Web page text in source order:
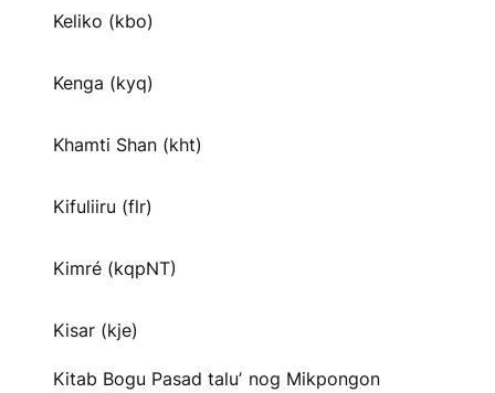
Keliko (kbo)
Kenga (kyq)
Khamti Shan (kht)
Kifuliiru (flr)
Kimré (kqpNT)
Kisar (kje)
Kitab Bogu Pasad taluʼ nog Mikpongon